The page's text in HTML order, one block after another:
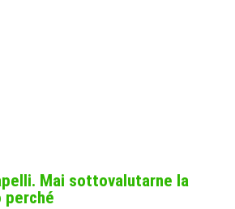
Mai sottovalutarne la
perché